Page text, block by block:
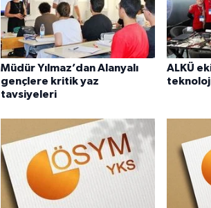
Müdür Yılmaz’dan Alanyalı
gençlere kritik yaz
tavsiyeleri
ALKÜ
teknoloji